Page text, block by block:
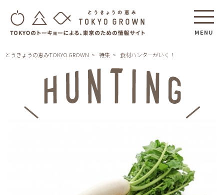
MENU
とうきょうの恵みTOKYO GROWN 特集 食材ハンターがいく！